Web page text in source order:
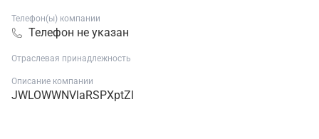
Телефон(ы) компании
Телефон не указан
Отраслевая принадлежность
Описание компании
JWLOWWNVlaRSPXptZl